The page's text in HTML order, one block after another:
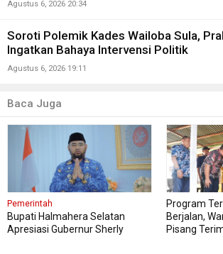
Agustus 6, 2026 20:34
Soroti Polemik Kades Wailoba Sula,
Ingatkan Bahaya Intervensi Politik
Agustus 6, 2026 19:11
Baca Juga
Pemerintah
Bupati Halmahera Selatan
Apresiasi Gubernur Sherly
Program
Berjalan,
Pisang